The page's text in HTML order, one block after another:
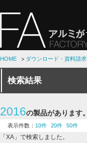
HOME ダウンロード・資料請求
検索結果
2016の製品があります。
表示件数： 10件 20件 50件
「XA」で検索しました。